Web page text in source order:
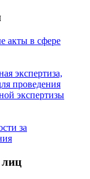
акты в сфере
экспертиза,
проведения
экспертизы
за